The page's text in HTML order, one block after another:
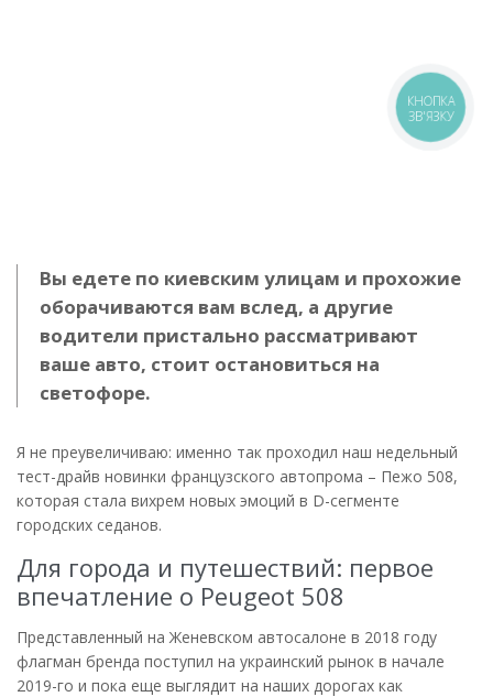
Вы едете по киевским улицам и прохожие
оборачиваются вам вслед, а другие
водители пристально рассматривают
ваше авто, стоит остановиться на
светофоре.
Я не преувеличиваю: именно так проходил наш недельный
тест-драйв новинки французского автопрома – Пежо 508,
которая стала вихрем новых эмоций в D-сегменте
городских седанов.
Для города и путешествий: первое
впечатление о Peugeot 508
Представленный на Женевском автосалоне в 2018 году
флагман бренда поступил на украинский рынок в начале
2019-го и пока еще выглядит на наших дорогах как
КНОПКА
ЗВ'ЯЗКУ